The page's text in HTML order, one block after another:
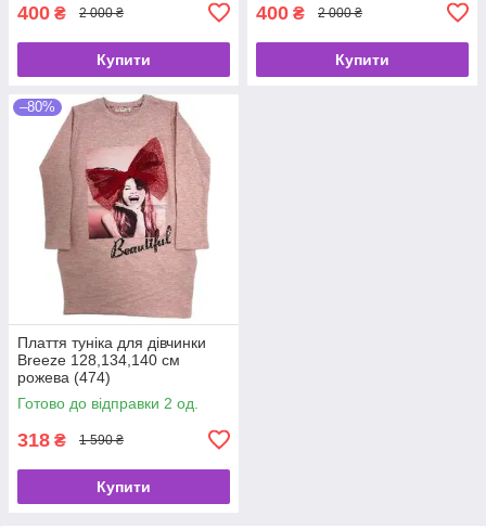
400 ₴ 2 000 ₴
Купити
400 ₴ 2 000 ₴
Купити
–80%
Плаття туніка для дівчинки
Breeze 128,134,140 см
рожева (474)
Готово до відправки 2 од.
318 ₴ 1 590 ₴
Купити